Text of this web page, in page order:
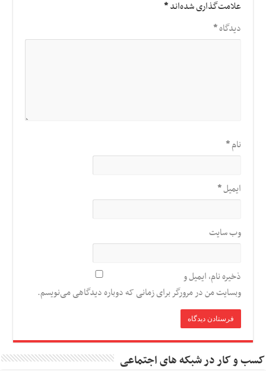
علامت‌گذاری شده‌اند*
دیدگاه*
نام*
ایمیل*
وب‌ سایت
ذخیره نام، ایمیل و
وبسایت من در مرورگر برای زمانی که دوباره دیدگاهی می‌نویسم.
کسب و کار در شبکه های اجتماعی